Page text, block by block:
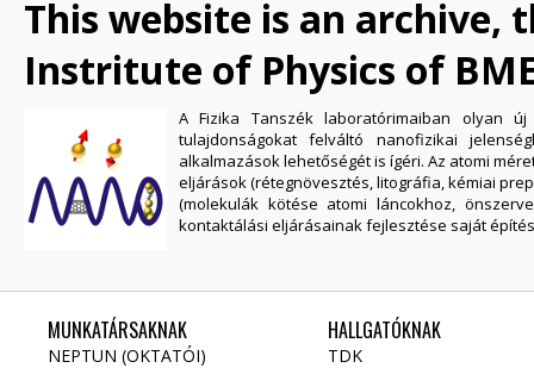
This website is an archive,
Instritute of Physics of
A Fizika Tanszék laboratórimaiban olyan
tulajdonságokat felváltó nanofizikai
alkalmazások lehetőségét is ígéri. Az atomi
eljárások (rétegnövesztés, litográfia, kémiai
(molekulák kötése atomi láncokhoz,
kontaktálási eljárásainak fejlesztése saját
MUNKATÁRSAKNAK
NEPTUN (OKTATÓI)
HALLGATÓKNAK
TDK